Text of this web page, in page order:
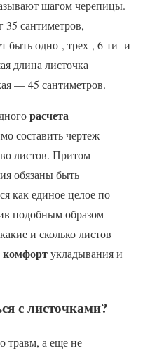
шагом черепицы.
сантиметров,
быть одно-, трех-, 6-ти- и
длина листочка
— 45 сантиметров.
расчета
составить чертеж
листов. Притом
обязаны быть
как единое целое по
подобным образом
и сколько листов
комфортукладывания и
с листочками?
травм, а еще не